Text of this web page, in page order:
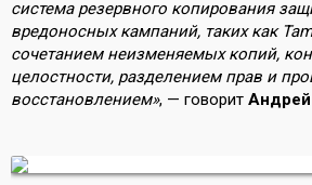
система резервного копирования
вредоносных кампаний, таких как
сочетанием неизменяемых копий,
целостности, разделением прав и
восстановлением», — говорит